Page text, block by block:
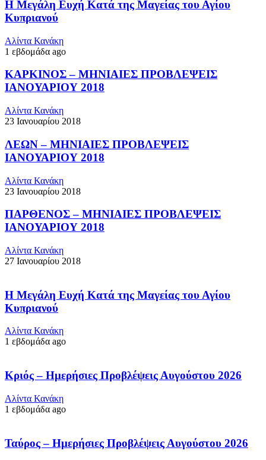
Η Μεγάλη Ευχή Κατά της Μαγείας του Αγίου
Κυπριανού
Αλίντα Κανάκη
1 εβδομάδα ago
ΚΑΡΚΙΝΟΣ – ΜΗΝΙΑΙΕΣ ΠΡΟΒΛΕΨΕΙΣ
ΙΑΝΟΥΑΡΙΟΥ 2018
Αλίντα Κανάκη
23 Ιανουαρίου 2018
ΛΕΩΝ – ΜΗΝΙΑΙΕΣ ΠΡΟΒΛΕΨΕΙΣ
ΙΑΝΟΥΑΡΙΟΥ 2018
Αλίντα Κανάκη
23 Ιανουαρίου 2018
ΠΑΡΘΕΝΟΣ – ΜΗΝΙΑΙΕΣ ΠΡΟΒΛΕΨΕΙΣ
ΙΑΝΟΥΑΡΙΟΥ 2018
Αλίντα Κανάκη
27 Ιανουαρίου 2018
Η Μεγάλη Ευχή Κατά της Μαγείας του Αγίου
Κυπριανού
Αλίντα Κανάκη
1 εβδομάδα ago
Κριός – Ημερήσιες Προβλέψεις Αυγούστου 2026
Αλίντα Κανάκη
1 εβδομάδα ago
Ταύρος – Ημερήσιες Προβλέψεις Αυγούστου 2026